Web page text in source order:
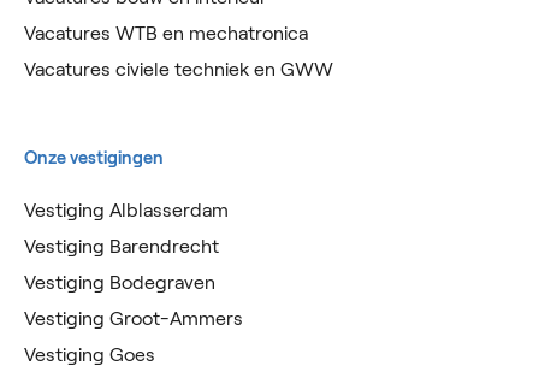
Vacatures WTB en mechatronica
Vacatures civiele techniek en GWW
Onze vestigingen
Vestiging Alblasserdam
Vestiging Barendrecht
Vestiging Bodegraven
Vestiging Groot-Ammers
Vestiging Goes